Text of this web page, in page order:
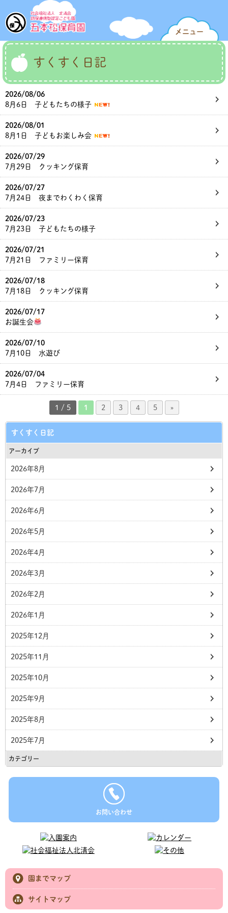
メニュー
すくすく日記
2026/08/06
8月6日 子どもたちの様子
2026/08/01
8月1日 子どもお楽しみ会
2026/07/29
7月29日 クッキング保育
2026/07/27
7月24日 夜までわくわく保育
2026/07/23
7月23日 子どもたちの様子
2026/07/21
7月21日 ファミリー保育
2026/07/18
7月18日 クッキング保育
2026/07/17
お誕生会
2026/07/10
7月10日 水遊び
2026/07/04
7月4日 ファミリー保育
1 / 5 1 2 3 4 5 »
すくすく日記
アーカイブ
2026年8月
2026年7月
2026年6月
2026年5月
2026年4月
2026年3月
2026年2月
2026年1月
2025年12月
2025年11月
2025年10月
2025年9月
2025年8月
2025年7月
カテゴリー
お問い合わせ
園までマップ
サイトマップ